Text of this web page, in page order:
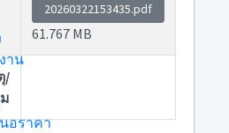
20260322153435.pdf
61.767 MB
/
าน
อราคา